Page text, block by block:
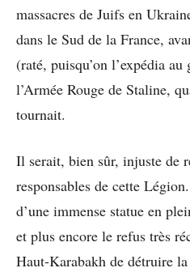
massacres de Juifs en
dans le Sud de la France,
(raté, puisqu’on l’expédia
l’Armée Rouge de Staline,
tournait.
Il serait, bien sûr, injuste de
responsables de cette
d’une immense statue en
et plus encore le refus très
Haut-Karabakh de détruire